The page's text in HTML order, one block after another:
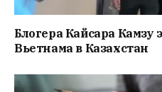
Блогера Кайсара Камзу
Вьетнама в Казахстан